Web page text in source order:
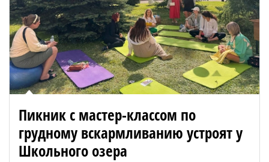
Пикник с мастер-классом по
грудному вскармливанию устроят у
Школьного озера